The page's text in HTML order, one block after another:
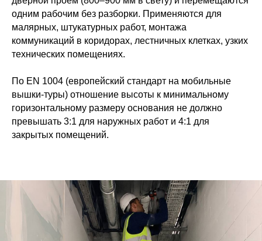
одним рабочим без разборки. Применяются для
малярных, штукатурных работ, монтажа
коммуникаций в коридорах, лестничных клетках, узких
технических помещениях.
По EN 1004 (европейский стандарт на мобильные
вышки-туры) отношение высоты к минимальному
горизонтальному размеру основания не должно
превышать 3:1 для наружных работ и 4:1 для
закрытых помещений.